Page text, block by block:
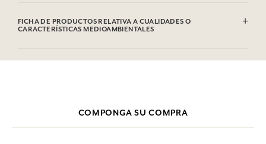
Limonene, Linalool, Coumarin, Citronellol, Citral, Geraniol. Esta
lista puede ser objeto de modificaciones. Consultar el embalaje del
FICHA DE PRODUCTOS RELATIVA A CUALIDADES O
CARACTERÍSTICAS MEDIOAMBIENTALES
COMPONGA SU COMPRA